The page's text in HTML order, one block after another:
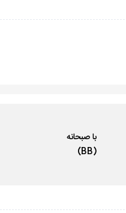
با صبحانه
(BB)